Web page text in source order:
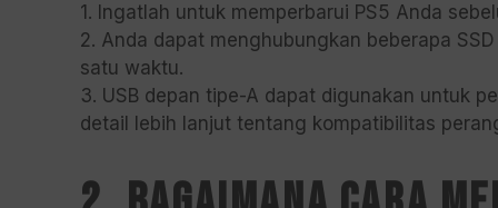
1. Ingatlah untuk memperbarui PS5 Anda
2. Anda dapat menghubungkan beberapa
satu waktu.
3. USB depan tipe-A dapat digunakan untuk
detail lebih lanjut tentang kompatibilitas